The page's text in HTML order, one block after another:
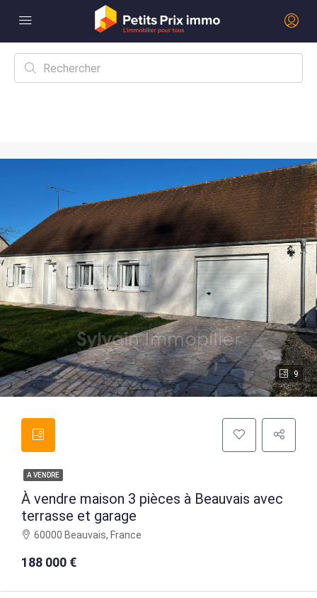
9
A VENDRE
À vendre maison 3 pièces à Beauvais avec
terrasse et garage
60000 Beauvais, France
188 000 €